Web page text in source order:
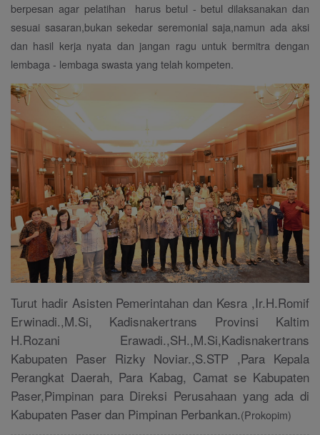
berpesan agar pelatihan harus betul - betul dilaksanakan dan
sesuai sasaran,bukan sekedar seremonial saja,namun ada aksi
dan hasil kerja nyata dan jangan ragu untuk bermitra dengan
lembaga - lembaga swasta yang telah kompeten.
Turut hadir Asisten Pemerintahan dan Kesra ,Ir.H.Romif
Erwinadi.,M.Si, Kadisnakertrans Provinsi Kaltim
H.Rozani Erawadi.,SH.,M.Si,Kadisnakertrans
Kabupaten Paser Rizky Noviar.,S.STP ,Para Kepala
Perangkat Daerah, Para Kabag, Camat se Kabupaten
Paser,Pimpinan para Direksi Perusahaan yang ada di
Kabupaten Paser dan Pimpinan Perbankan.(Prokopim)